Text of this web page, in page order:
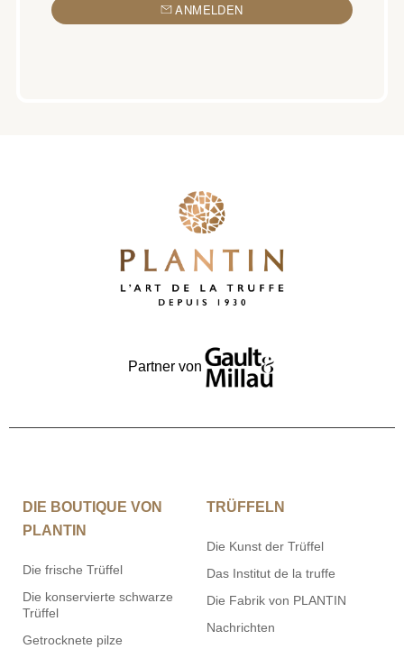
ANMELDEN
Partner von
DIE BOUTIQUE VON
PLANTIN
Die frische Trüffel
Die konservierte schwarze
Trüffel
Getrocknete pilze
TRÜFFELN
Die Kunst der Trüffel
Das Institut de la truffe
Die Fabrik von PLANTIN
Nachrichten